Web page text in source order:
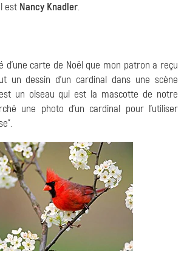
est Nancy Knadler.
d’une carte de Noël que mon patron a reçu
un dessin d'un cardinal dans une scène
un oiseau qui est la mascotte de notre
une photo d'un cardinal pour l'utiliser